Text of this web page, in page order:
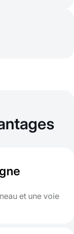
et une voie